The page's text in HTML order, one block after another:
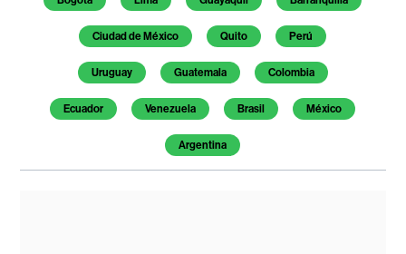
Ciudad de México Quito Perú
Uruguay Guatemala Colombia
Ecuador Venezuela Brasil México
Argentina